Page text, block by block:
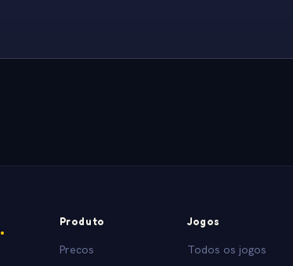
. Produto
Precos
Jogos
Todos os jogos